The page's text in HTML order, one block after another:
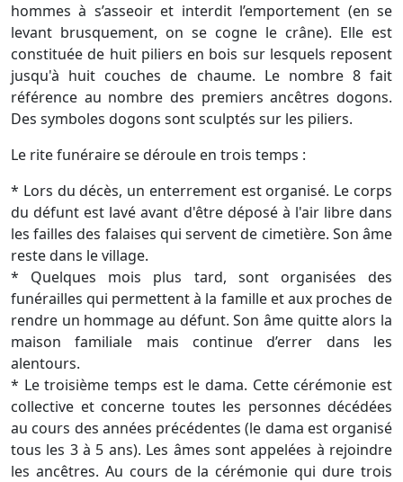
hommes à s’asseoir et interdit l’emportement (en se
levant brusquement, on se cogne le crâne). Elle est
constituée de huit piliers en bois sur lesquels reposent
jusqu'à huit couches de chaume. Le nombre 8 fait
référence au nombre des premiers ancêtres dogons.
Des symboles dogons sont sculptés sur les piliers.
Le rite funéraire se déroule en trois temps :
* Lors du décès, un enterrement est organisé. Le corps
du défunt est lavé avant d'être déposé à l'air libre dans
les failles des falaises qui servent de cimetière. Son âme
reste dans le village.
* Quelques mois plus tard, sont organisées des
funérailles qui permettent à la famille et aux proches de
rendre un hommage au défunt. Son âme quitte alors la
maison familiale mais continue d’errer dans les
alentours.
* Le troisième temps est le dama. Cette cérémonie est
collective et concerne toutes les personnes décédées
au cours des années précédentes (le dama est organisé
tous les 3 à 5 ans). Les âmes sont appelées à rejoindre
les ancêtres. Au cours de la cérémonie qui dure trois